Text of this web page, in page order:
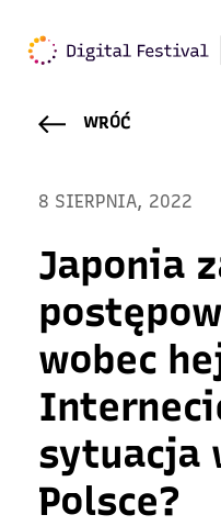
WRÓĆ
8 SIERPNIA, 2022
Japonia
wobec
sytuacja
Polsce?